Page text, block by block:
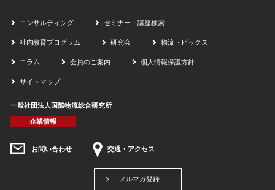
コンサルティング セミナー・講座検索
社内教育プログラム 研究会 物流トピックス
コラム 会員のご案内 個人情報保護方針
サイトマップ
一般社団法人国際物流総合研究所
企業情報
お問い合わせ 交通・アクセス
メルマガ登録